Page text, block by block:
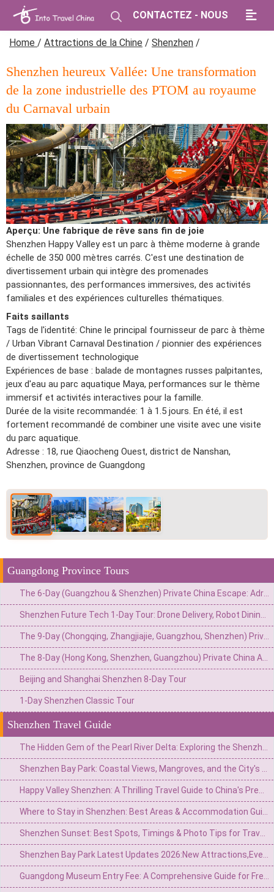
CONTACTEZ - NOUS
Home / Attractions de la Chine / Shenzhen /
Shenzhen heureux Vallée: Une transformation
de la zone industrielle des PTOM au royaume
du Carnaval urbain
Aperçu: Une fabrique de rêve sans fin de joie
Shenzhen Happy Valley est un parc à thème moderne à grande
échelle de 350 000 mètres carrés. C'est une destination de
divertissement urbain qui intègre des promenades
passionnantes, des performances immersives, des activités
familiales et des expériences culturelles thématiques.
Faits saillants
Tags de l'identité: Chine le principal fournisseur de parc à thème
/ Urban Vibrant Carnaval Destination / pionnier des expériences
de divertissement technologique
Expériences de base : balade de montagnes russes palpitantes,
jeux d'eau au parc aquatique Maya, performances sur le thème
immersif et activités interactives pour la famille.
Durée de la visite recommandée: 1 à 1.5 jours. En été, il est
fortement recommandé de combiner une visite avec une visite
du parc aquatique.
Adresse : 18, rue Qiaocheng Ouest, district de Nanshan,
Shenzhen, province de Guangdong
Guangdong Province Tours
Beijing and Shanghai Shenzhen 8-Day Tour
1-Day Shenzhen Classic Tour
Shenzhen Travel Guide